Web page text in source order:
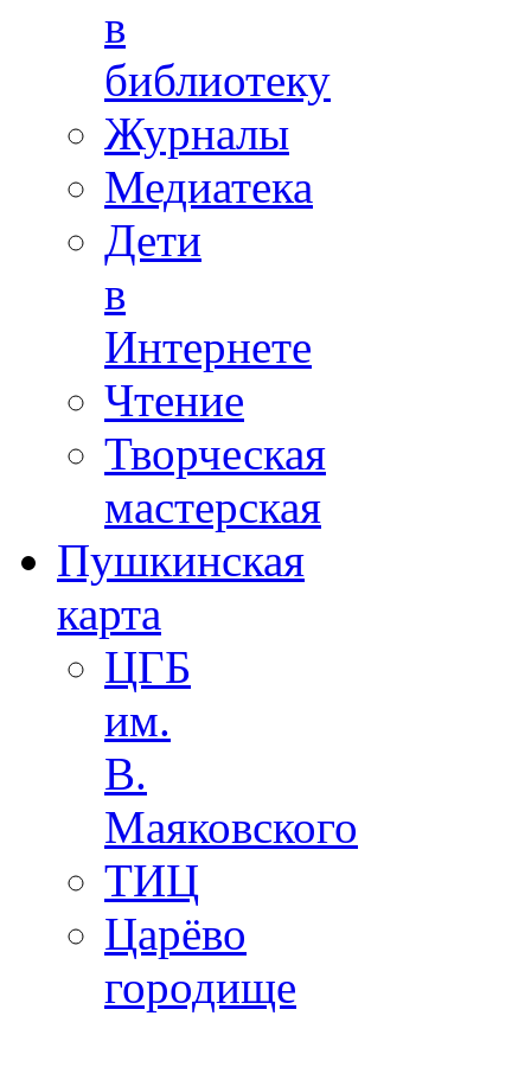
в
библиотеку
Журналы
Медиатека
Дети
в
Интернете
Чтение
Творческая
мастерская
Пушкинская
карта
ЦГБ
им.
В.
Маяковского
ТИЦ
Царёво
городище